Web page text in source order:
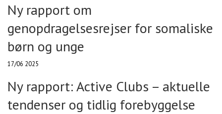
Ny rapport om
genopdragelsesrejser for somaliske
børn og unge
17/06 2025
Ny rapport: Active Clubs – aktuelle
tendenser og tidlig forebyggelse